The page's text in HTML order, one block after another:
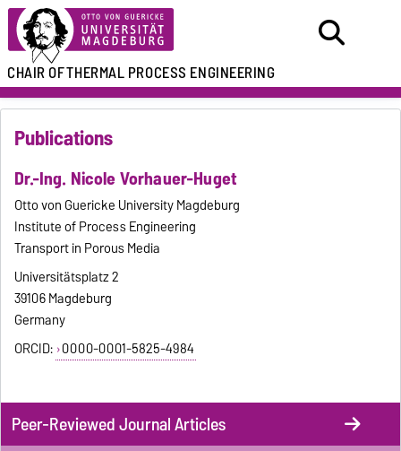
CHAIR OFTHERMAL PROCESS ENGINEERING
Publications
Dr.-Ing. Nicole Vorhauer-Huget
Otto von Guericke University Magdeburg
Institute of Process Engineering
Transport in Porous Media
Universitätsplatz 2
39106 Magdeburg
Germany
ORCID: 0000-0001-5825-4984
Peer-Reviewed Journal Articles